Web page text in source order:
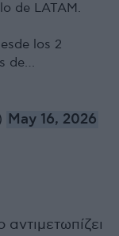
de LATAM.
los 2
de…
May 16, 2026